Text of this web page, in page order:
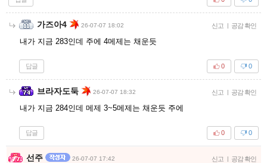
가즈아4 26-07-07 18:02 신고 | 공감 확인
내가 지금 283인데 주에 4메제는 채운듯
답글 0
0
브라자도둑 26-07-07 18:32 신고 | 공감 확인
내가 지금 284인데 메제 3~5메제는 채운듯 주에
답글 0
0
선주 26-07-07 17:42 신고 | 공감 확인